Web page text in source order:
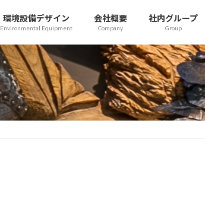
環境設備デザイン
Environmental Equipment
会社概要
Company
社内グループ
Group